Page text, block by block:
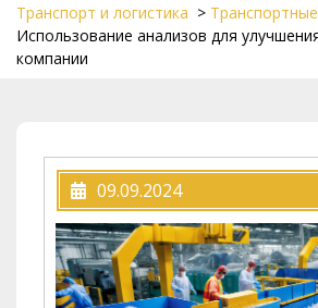
Транспорт и логистика > Транспортные
Использование анализов для
компании
09.09.2024